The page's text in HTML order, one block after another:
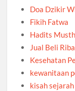
Doa Dzikir
Fikih Fatwa
Hadits
Jual Beli Riba
Kesehatan
kewanitaan
kisah